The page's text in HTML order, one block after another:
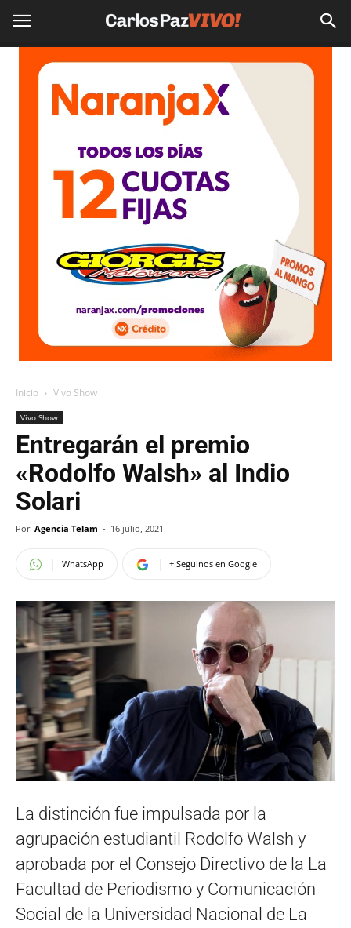
Inicio Vivo Show
Vivo Show
Entregarán el premio
«Rodolfo Walsh» al Indio
Solari
Por Agencia Telam - 16 julio, 2021
WhatsApp + Seguinos en Google
La distinción fue impulsada por la
agrupación estudiantil Rodolfo Walsh y
aprobada por el Consejo Directivo de la La
Facultad de Periodismo y Comunicación
Social de la Universidad Nacional de La